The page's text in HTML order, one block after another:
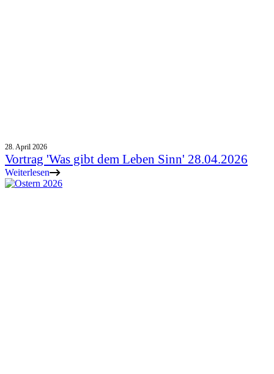
28. April 2026
Vortrag 'Was gibt dem Leben Sinn' 28.04.2026
Weiterlesen